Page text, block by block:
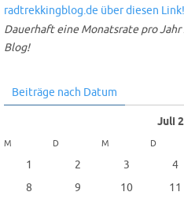
Dauerhaft eine Monatsrate pro
Blog!
Beiträge nach Datum
Juli
M D M D
1 2 3 4
8
9 10 11